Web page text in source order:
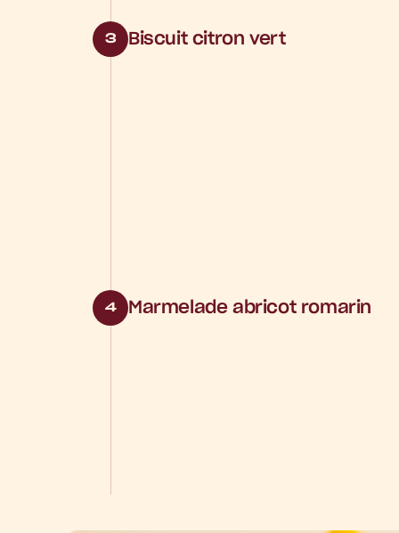
3 Biscuit citron vert
4 Marmelade abricot romarin